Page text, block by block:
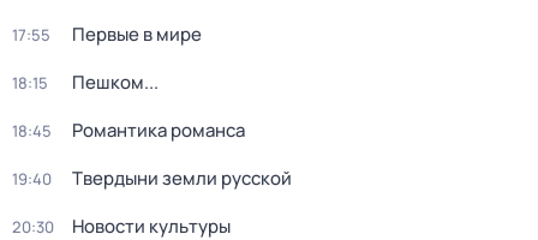
17:55 Первые в мире
18:15 Пешком...
18:45 Романтика романса
19:40 Твердыни земли русской
20:30 Новости культуры